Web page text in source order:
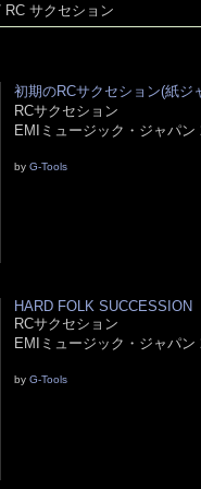
サクセション
初期のRCサクセション(紙ジ
RCサクセション
EMIミュージック・ジャパン
by G-Tools
HARD FOLK SUCCESSION
RCサクセション
EMIミュージック・ジャパン
by G-Tools